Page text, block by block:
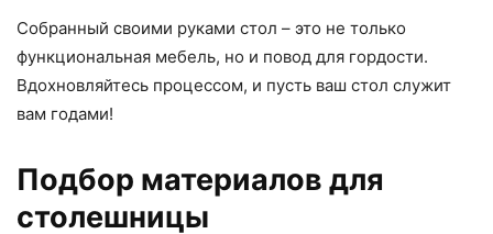
Собранный своими руками стол – это не только
функциональная мебель, но и повод для гордости.
Вдохновляйтесь процессом, и пусть ваш стол служит
вам годами!
Подбор материалов для
столешницы